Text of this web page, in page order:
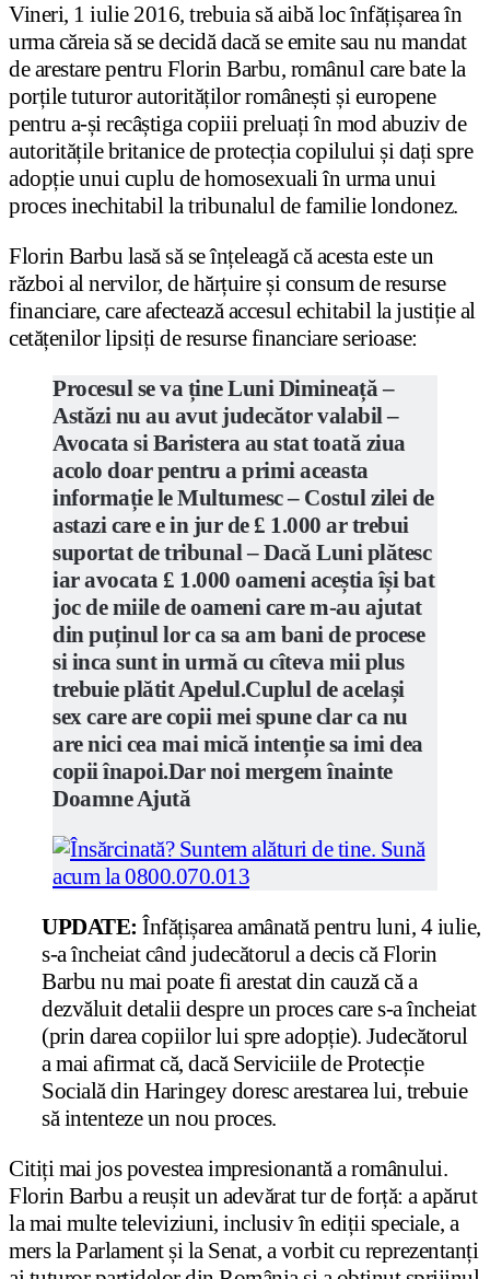
Vineri, 1 iulie 2016, trebuia să aibă loc înfățișarea în
urma căreia să se decidă dacă se emite sau nu mandat
de arestare pentru Florin Barbu, românul care bate la
porțile tuturor autorităților românești și europene
pentru a-și recâștiga copiii preluați în mod abuziv de
autoritățile britanice de protecția copilului și dați spre
adopție unui cuplu de homosexuali în urma unui
proces inechitabil la tribunalul de familie londonez.
Florin Barbu lasă să se înțeleagă că acesta este un
război al nervilor, de hărțuire și consum de resurse
financiare, care afectează accesul echitabil la justiție al
cetățenilor lipsiți de resurse financiare serioase:
Procesul se va ține Luni Dimineață –
Astăzi nu au avut judecător valabil –
Avocata si Baristera au stat toată ziua
acolo doar pentru a primi aceasta
informație le Multumesc – Costul zilei de
astazi care e in jur de £ 1.000 ar trebui
suportat de tribunal – Dacă Luni plătesc
iar avocata £ 1.000 oameni aceștia își bat
joc de miile de oameni care m-au ajutat
din puținul lor ca sa am bani de procese
si inca sunt in urmă cu cîteva mii plus
trebuie plătit Apelul.Cuplul de același
sex care are copii mei spune clar ca nu
are nici cea mai mică intenție sa imi dea
copii înapoi.Dar noi mergem înainte
Doamne Ajută
UPDATE: Înfățișarea amânată pentru luni, 4 iulie,
s-a încheiat când judecătorul a decis că Florin
Barbu nu mai poate fi arestat din cauză că a
dezvăluit detalii despre un proces care s-a încheiat
(prin darea copiilor lui spre adopție). Judecătorul
a mai afirmat că, dacă Serviciile de Protecție
Socială din Haringey doresc arestarea lui, trebuie
să intenteze un nou proces.
Citiți mai jos povestea impresionantă a românului.
Florin Barbu a reușit un adevărat tur de forță: a apărut
la mai multe televiziuni, inclusiv în ediții speciale, a
mers la Parlament și la Senat, a vorbit cu reprezentanți